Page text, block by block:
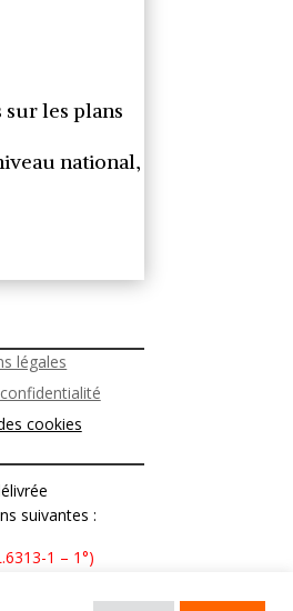
sur les plans
national,
légales
cookies
suivantes :
1 – 1°)